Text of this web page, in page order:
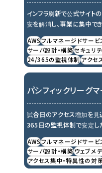
インフラ刷新で公式サイト
安を解消し、事業に集中で
AWSフルマネージドサービ
サーバ設計・構築セキュリ
24/365の監視体制アクセ
パシフィックリーグ
試合日のアクセス増加を見
365日の監視体制で安定し
AWSフルマネージドサービ
サーバ設計・構築ウェブメ
アクセス集中・特異性の対